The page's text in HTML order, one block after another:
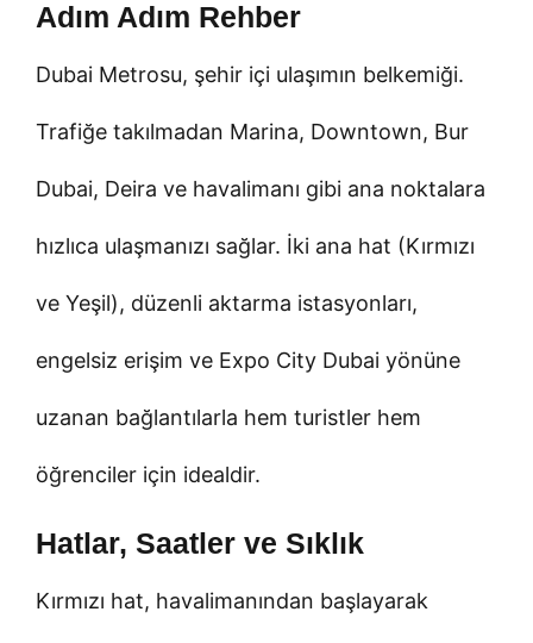
Adım Adım Rehber
Dubai Metrosu, şehir içi ulaşımın belkemiği.
Trafiğe takılmadan Marina, Downtown, Bur
Dubai, Deira ve havalimanı gibi ana noktalara
hızlıca ulaşmanızı sağlar. İki ana hat (Kırmızı
ve Yeşil), düzenli aktarma istasyonları,
engelsiz erişim ve Expo City Dubai yönüne
uzanan bağlantılarla hem turistler hem
öğrenciler için idealdir.
Hatlar, Saatler ve Sıklık
Kırmızı hat, havalimanından başlayarak